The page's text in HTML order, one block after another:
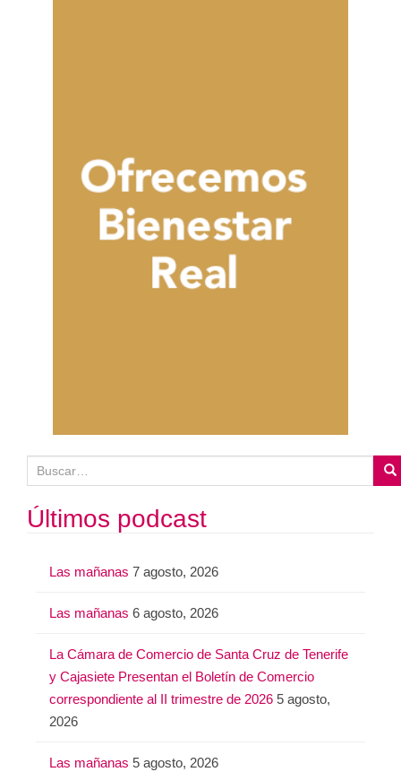
u
sÚltimos podcast
Las mañanas 7 agosto, 2026
Las mañanas 6 agosto, 2026
La Cámara de Comercio de Santa Cruz de Tenerife
y Cajasiete Presentan el Boletín de Comercio
correspondiente al II trimestre de 2026 5 agosto,
2026
Las mañanas 5 agosto, 2026